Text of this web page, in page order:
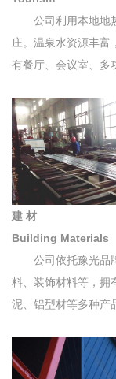
公司利用本地地热
庄。温泉水资源丰富
有餐厅、会议室、多
建 材
Building Materials
公司依托豫光品牌
料、装饰材料等，拥
泥、铝型材等多种产